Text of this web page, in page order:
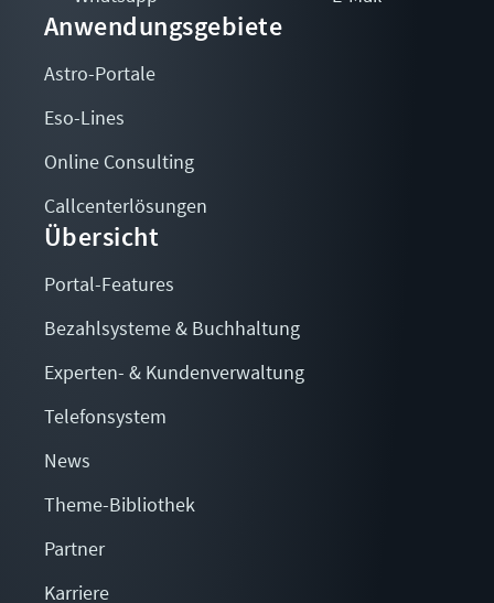
Anwendungsgebiete
Astro-Portale
Eso-Lines
Online Consulting
Callcenterlösungen
Übersicht
Portal-Features
Bezahlsysteme & Buchhaltung
Experten- & Kundenverwaltung
Telefonsystem
News
Theme-Bibliothek
Partner
Karriere